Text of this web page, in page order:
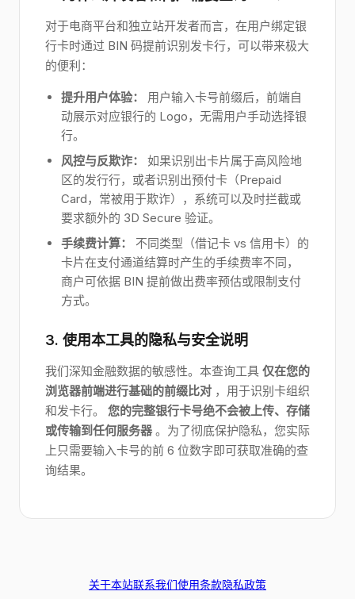
对于电商平台和独立站开发者而言，在用户绑定银
行卡时通过 BIN 码提前识别发卡行，可以带来极大
的便利：
提升用户体验：
用户输入卡号前缀后，前端自
动展示对应银行的 Logo，无需用户手动选择银
行。
风控与反欺诈：
如果识别出卡片属于高风险地
区的发行行，或者识别出预付卡（Prepaid
Card，常被用于欺诈），系统可以及时拦截或
要求额外的 3D Secure 验证。
手续费计算：
不同类型（借记卡 vs 信用卡）的
卡片在支付通道结算时产生的手续费率不同，
商户可依据 BIN 提前做出费率预估或限制支付
方式。
3. 使用本工具的隐私与安全说明
我们深知金融数据的敏感性。本查询工具 仅在您的
浏览器前端进行基础的前缀比对 ，用于识别卡组织
和发卡行。 您的完整银行卡号绝不会被上传、存储
或传输到任何服务器。为了彻底保护隐私，您实际
上只需要输入卡号的前 6 位数字即可获取准确的查
询结果。
关于本站联系我们使用条款隐私政策